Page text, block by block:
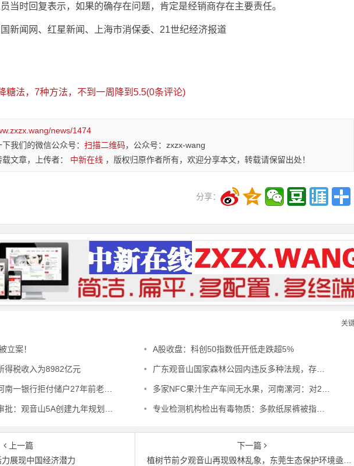
当时回复表示，如果的确存在问题，肯定是经销商存在主要责任。
新闻网、红星新闻、上海市消保委、21世纪经济报道
糖法，7种方法，不到一周降到5.5(0条评论)
news/1474
我们的微信公众号： 扫描二维码，公众号：zxzx-wang
文章，上传者： 中新在线 ，版权归原作者所有，欢迎分享本文，转载请保留出处！
分享：
关
立案！ • A股收盘：科创50指数低开低走跌超5%
得税收入为8982亿元 • 广东观音山国家森林公园内违反多种法规，存在多重叠加重大安全风险
27年前老存折存款被判支付剩余存款本金及相应利息 • 多家NFC果汁生产车间无水果，河南漯河：对2家企业立案、3家深入调查
观音山5A创建九年规划困局何解？ • 专业检测机构检出有毒物质：多款纸尿裤被指侵害婴幼儿健康
上一篇
力展现中国经济潜力
下一篇
植树节前夕观音山再现毁林乱象，东莞生态保护环境亟待重塑！